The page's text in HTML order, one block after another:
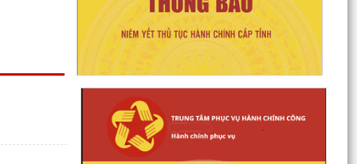
HỒ SƠ TỰ CÔNG BỐ SẢN PHẨM
DANH SÁCH CÔNG KHAI HỘ KINH DOANH
TRẠNG THÁI 06 - NGƯỜI NỘP THUẾ KHÔNG